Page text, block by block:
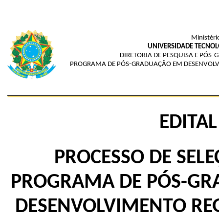
UNIVERSIDADE
DIRETORIA DE PESQUISA E
PROGRAMA DE PÓS-GRADUAÇÃO EM
PROCESSO DE
PROGRAMA DE PÓS-
DESENVOLVIMENTO